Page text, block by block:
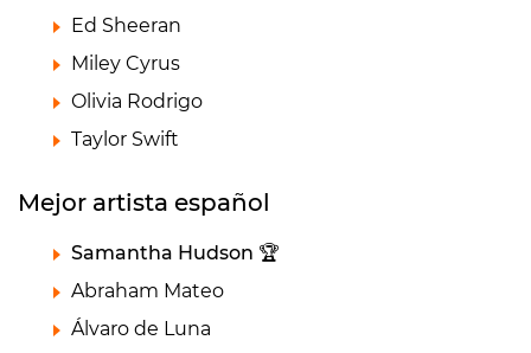
Ed Sheeran
Miley Cyrus
Olivia Rodrigo
Taylor Swift
Mejor artista español
Samantha Hudson 🏆
Abraham Mateo
Álvaro de Luna